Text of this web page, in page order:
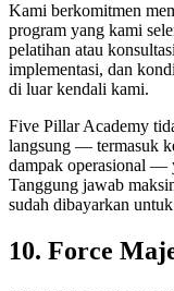
Kami berkomitmen
program yang kami
pelatihan atau
implementasi, dan
di luar kendali kami.
Five Pillar Academy
langsung — termasuk
dampak operasional —
Tanggung jawab
sudah dibayarkan
10. Force